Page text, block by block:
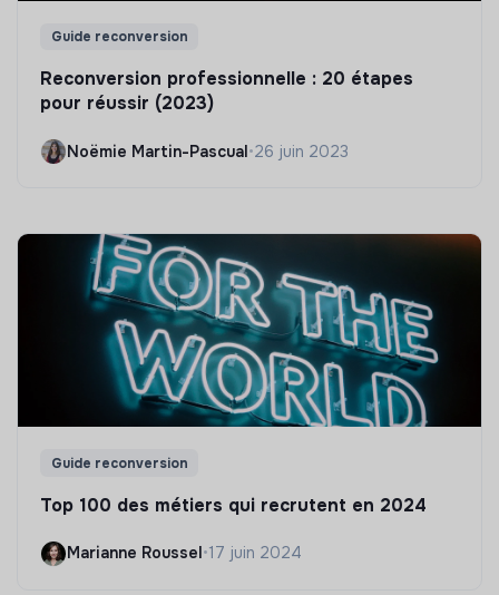
Guide reconversion
Reconversion professionnelle : 20 étapes
pour réussir (2023)
Noëmie Martin-Pascual•26 juin 2023
Guide reconversion
Top 100 des métiers qui recrutent en 2024
Marianne Roussel•17 juin 2024